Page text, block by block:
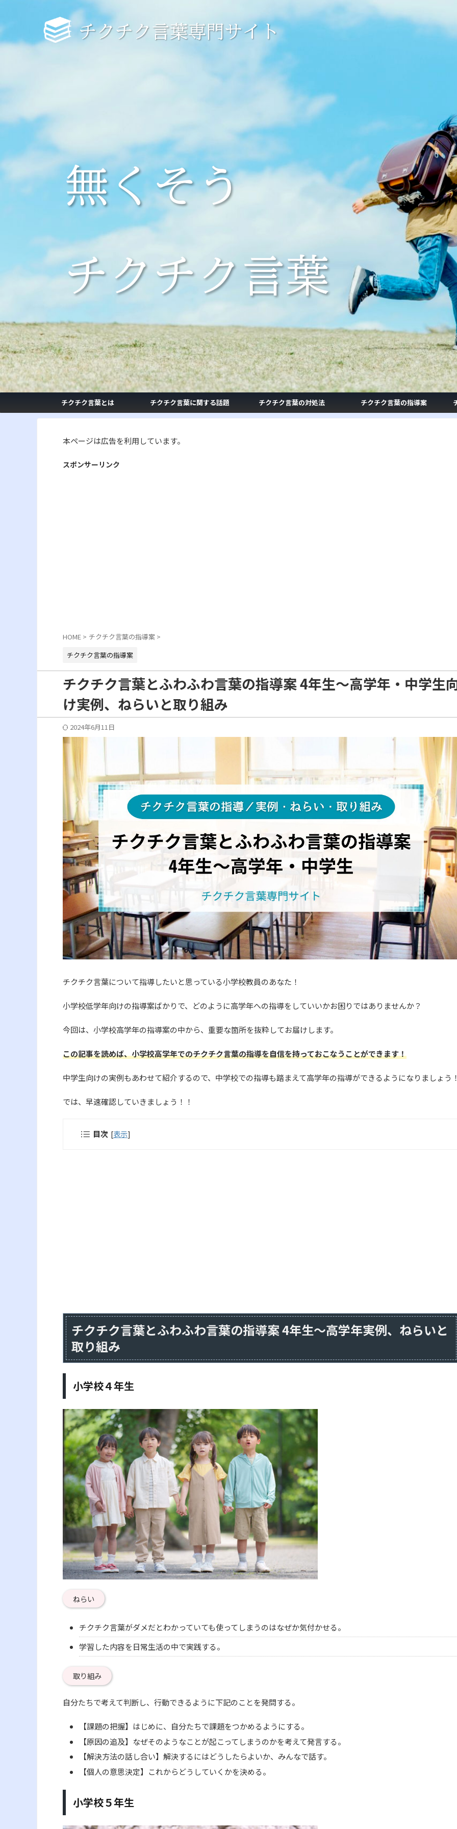
チクチク言葉とは チクチク言葉に関する話題 チクチク言葉の対処法 チクチク言葉の指導案
本ページは広告を利用しています。
スポンサーリンク
HOME > チクチク言葉の指導案 >
チクチク言葉の指導案
チクチク言葉とふわふわ言葉の指導案 4年生～高学年・中学生
け実例、ねらいと取り組み
2024年6月11日
チクチク言葉について指導したいと思っている小学校教員のあなた！
小学校低学年向けの指導案ばかりで、どのように高学年への指導をしていいかお困りではありませんか？
今回は、小学校高学年の指導案の中から、重要な箇所を抜粋してお届けします。
この記事を読めば、小学校高学年でのチクチク言葉の指導を自信を持っておこなうことができます！
中学生向けの実例もあわせて紹介するので、中学校での指導も踏まえて高学年の指導ができるようになりましょう
では、早速確認していきましょう！！
目次 [表示]
チクチク言葉とふわふわ言葉の指導案 4年生～高学年実例、ねらいと
取り組み
小学校４年生
ねらい
チクチク言葉がダメだとわかっていても使ってしまうのはなぜか気付かせる。
学習した内容を日常生活の中で実践する。
取り組み
自分たちで考えて判断し、行動できるように下記のことを発問する。
【課題の把握】はじめに、自分たちで課題をつかめるようにする。
【原因の追及】なぜそのようなことが起こってしまうのかを考えて発言する。
【解決方法の話し合い】解決するにはどうしたらよいか、みんなで話す。
【個人の意思決定】これからどうしていくかを決める。
小学校５年生